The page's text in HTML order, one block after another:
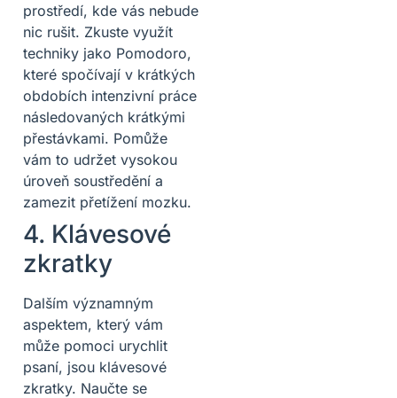
prostředí, kde vás nebude
nic rušit. Zkuste využít
techniky jako Pomodoro,
které spočívají v krátkých
obdobích intenzivní práce
následovaných krátkými
přestávkami. Pomůže
vám to udržet vysokou
úroveň soustředění a
zamezit přetížení mozku.
4. Klávesové
zkratky
Dalším významným
aspektem, který vám
může pomoci urychlit
psaní, jsou klávesové
zkratky. Naučte se